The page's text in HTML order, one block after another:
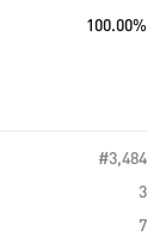
100.00%
#3,484
3
7